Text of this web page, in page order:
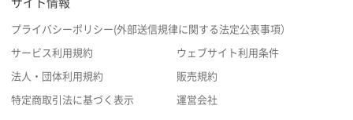
サイト情報
プライバシーポリシー(外部送信規律に関する法定公表事項）
サービス利用規約 ウェブサイト利用条件
法人・団体利用規約 販売規約
特定商取引法に基づく表示 運営会社